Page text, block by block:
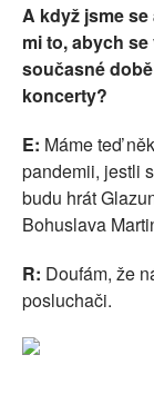
A když jsme
mi to, abych
současné
koncerty?
E: Máme teď
pandemii, jestli
budu hrát
Bohuslava
R: Doufám, že
posluchači.